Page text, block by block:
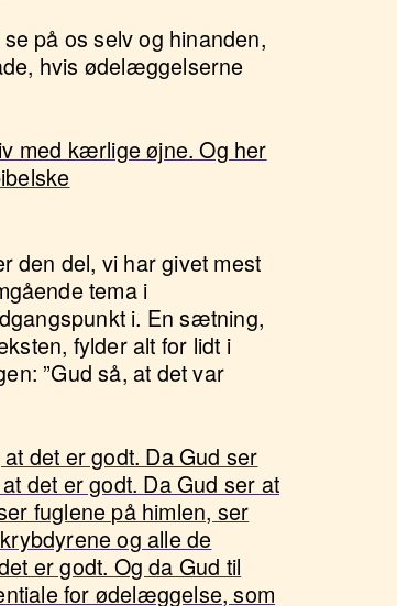
på os selv og hinanden,
hvis ødelæggelserne
med kærlige øjne. Og her
den del, vi har givet mest
tema i
i. En sætning,
fylder alt for lidt i
”Gud så, at det var
det er godt. Da Gud ser
det er godt. Da Gud ser at
fuglene på himlen, ser
og alle de
er godt. Og da Gud til
for ødelæggelse, som